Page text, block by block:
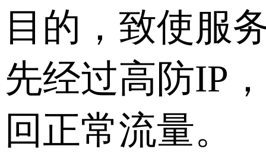
目的，致使服
先经过高防IP
回正常流量。